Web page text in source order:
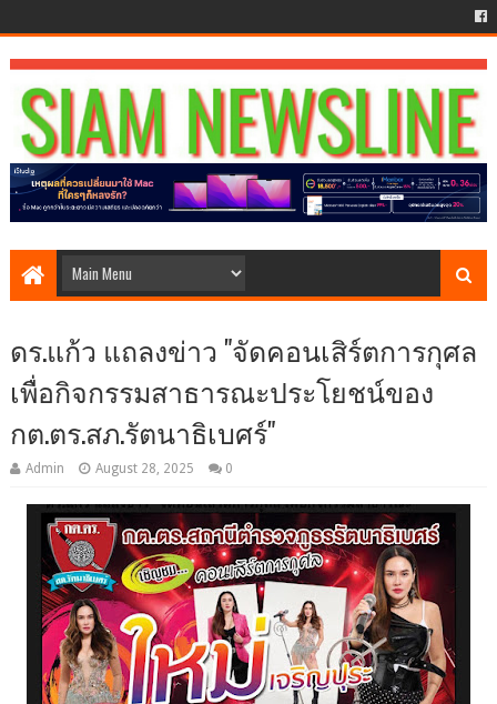
ดร.แก้ว แถลงข่าว "จัดคอนเสิร์ตการกุศล
เพื่อกิจกรรมสาธารณะประโยชน์ของ
กต.ตร.สภ.รัตนาธิเบศร์"
Admin August 28, 2025 0